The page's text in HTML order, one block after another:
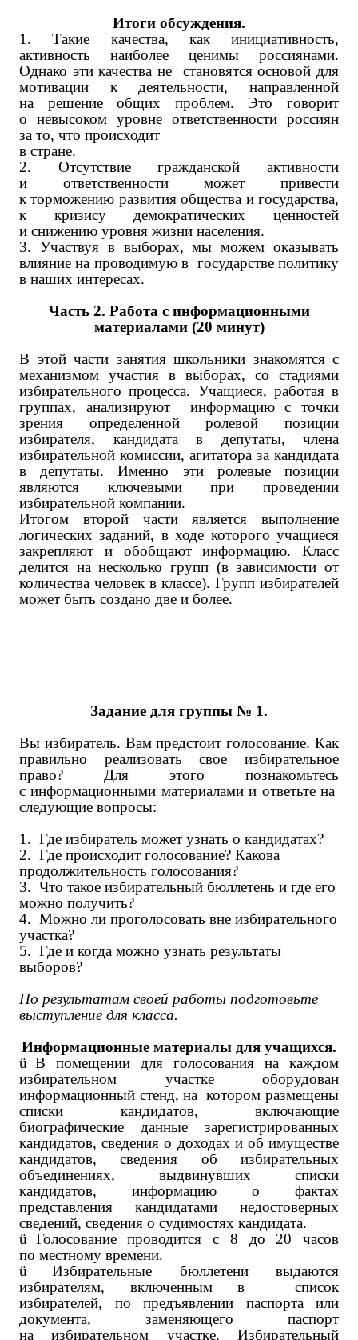
Итоги обсуждения.
1. Такие качества, как инициативность,
активность наиболее ценимы россиянами.
Однако эти качества не становятся основой для
мотивации к деятельности, направленной
на решение общих проблем. Это говорит
о невысоком уровне ответственности россиян
за то, что происходит
в стране.
2. Отсутствие гражданской активности
и ответственности может привести
к торможению развития общества и государства,
к кризису демократических ценностей
и снижению уровня жизни населения.
3. Участвуя в выборах, мы можем оказывать
влияние на проводимую в государстве политику
в наших интересах.
Часть 2. Работа с информационными
материалами (20 минут)
В этой части занятия школьники знакомятся с
механизмом участия в выборах, со стадиями
избирательного процесса. Учащиеся, работая в
группах, анализируют информацию с точки
зрения определенной ролевой позиции
избирателя, кандидата в депутаты, члена
избирательной комиссии, агитатора за кандидата
в депутаты. Именно эти ролевые позиции
являются ключевыми при проведении
избирательной компании.
Итогом второй части является выполнение
логических заданий, в ходе которого учащиеся
закрепляют и обобщают информацию. Класс
делится на несколько групп (в зависимости от
количества человек в классе). Групп избирателей
может быть создано две и более.
Задание для группы № 1.
Вы избиратель. Вам предстоит голосование. Как
правильно реализовать свое избирательное
право? Для этого познакомьтесь
с информационными материалами и ответьте на
следующие вопросы:
1. Где избиратель может узнать о кандидатах?
2. Где происходит голосование? Какова
продолжительность голосования?
3. Что такое избирательный бюллетень и где его
можно получить?
4. Можно ли проголосовать вне избирательного
участка?
5. Где и когда можно узнать результаты
выборов?
По результатам своей работы подготовьте
выступление для класса.
Информационные материалы для учащихся.
ü В помещении для голосования на каждом
избирательном участке оборудован
информационный стенд, на котором размещены
списки кандидатов, включающие
биографические данные зарегистрированных
кандидатов, сведения о доходах и об имуществе
кандидатов, сведения об избирательных
объединениях, выдвинувших списки
кандидатов, информацию о фактах
представления кандидатами недостоверных
сведений, сведения о судимостях кандидата.
ü
Голосование проводится с 8 до 20 часов
по местному времени.
ü
Избирательные бюллетени выдаются
избирателям, включенным в список
избирателей, по предъявлении паспорта или
документа, заменяющего паспорт
на избирательном участке. Избирательный